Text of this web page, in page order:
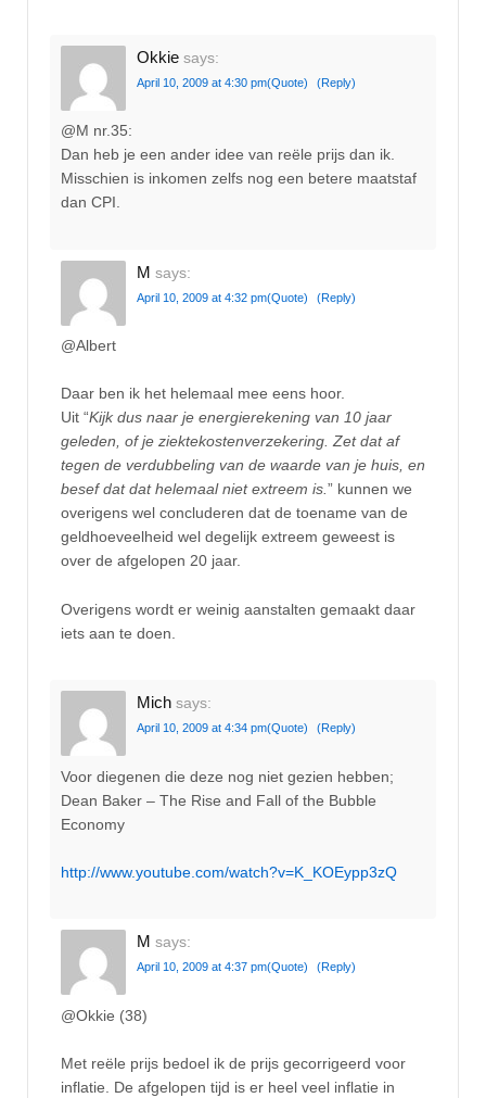
Okkie says:
April 10, 2009 at 4:30 pm(Quote) (Reply)
@M nr.35:
Dan heb je een ander idee van reële prijs dan ik.
Misschien is inkomen zelfs nog een betere maatstaf
dan CPI.
M says:
April 10, 2009 at 4:32 pm(Quote) (Reply)
@Albert
Daar ben ik het helemaal mee eens hoor.
Uit “Kijk dus naar je energierekening van 10 jaar
geleden, of je ziektekostenverzekering. Zet dat af
tegen de verdubbeling van de waarde van je huis, en
besef dat dat helemaal niet extreem is.” kunnen we
overigens wel concluderen dat de toename van de
geldhoeveelheid wel degelijk extreem geweest is
over de afgelopen 20 jaar.
Overigens wordt er weinig aanstalten gemaakt daar
iets aan te doen.
Mich says:
April 10, 2009 at 4:34 pm(Quote) (Reply)
Voor diegenen die deze nog niet gezien hebben;
Dean Baker – The Rise and Fall of the Bubble
Economy
http://www.youtube.com/watch?v=K_KOEypp3zQ
M says:
April 10, 2009 at 4:37 pm(Quote) (Reply)
@Okkie (38)
Met reële prijs bedoel ik de prijs gecorrigeerd voor
inflatie. De afgelopen tijd is er heel veel inflatie in